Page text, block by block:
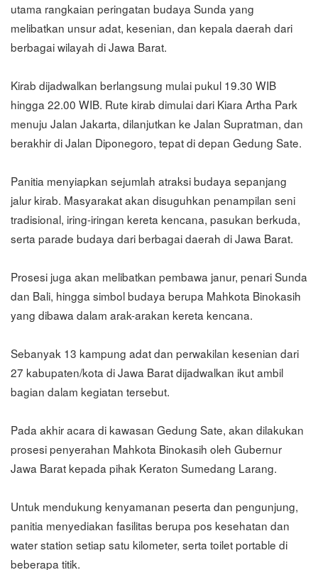
utama rangkaian peringatan budaya Sunda yang
melibatkan unsur adat, kesenian, dan kepala daerah dari
berbagai wilayah di Jawa Barat.
Kirab dijadwalkan berlangsung mulai pukul 19.30 WIB
hingga 22.00 WIB. Rute kirab dimulai dari Kiara Artha Park
menuju Jalan Jakarta, dilanjutkan ke Jalan Supratman, dan
berakhir di Jalan Diponegoro, tepat di depan Gedung Sate.
Panitia menyiapkan sejumlah atraksi budaya sepanjang
jalur kirab. Masyarakat akan disuguhkan penampilan seni
tradisional, iring-iringan kereta kencana, pasukan berkuda,
serta parade budaya dari berbagai daerah di Jawa Barat.
Prosesi juga akan melibatkan pembawa janur, penari Sunda
dan Bali, hingga simbol budaya berupa Mahkota Binokasih
yang dibawa dalam arak-arakan kereta kencana.
Sebanyak 13 kampung adat dan perwakilan kesenian dari
27 kabupaten/kota di Jawa Barat dijadwalkan ikut ambil
bagian dalam kegiatan tersebut.
Pada akhir acara di kawasan Gedung Sate, akan dilakukan
prosesi penyerahan Mahkota Binokasih oleh Gubernur
Jawa Barat kepada pihak Keraton Sumedang Larang.
Untuk mendukung kenyamanan peserta dan pengunjung,
panitia menyediakan fasilitas berupa pos kesehatan dan
water station setiap satu kilometer, serta toilet portable di
beberapa titik.